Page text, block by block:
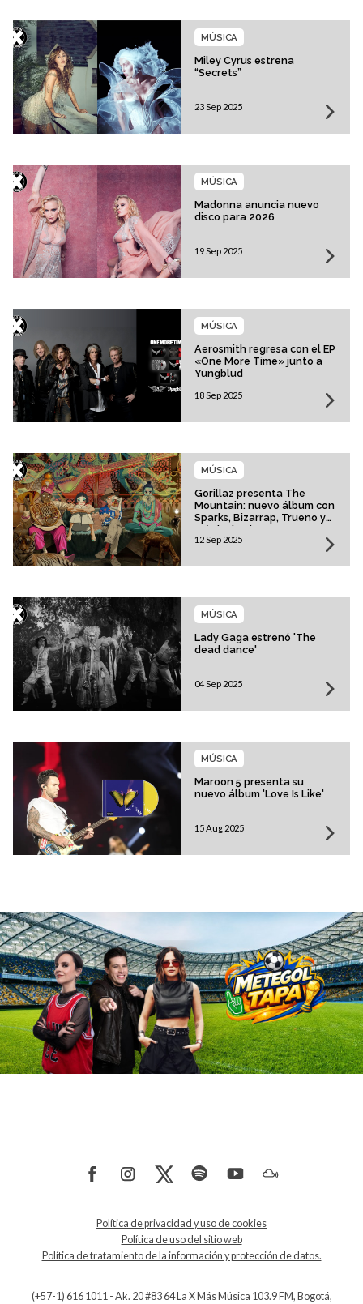
Miley Cyrus estrena
“Secrets”
MÚSICA
23 Sep 2025
Madonna anuncia nuevo
disco para 2026
MÚSICA
19 Sep 2025
Aerosmith regresa con el EP
«One More Time» junto a
Yungblud
MÚSICA
18 Sep 2025
Gorillaz presenta The
Mountain: nuevo álbum con
Sparks, Bizarrap, Trueno y
más invitados
MÚSICA
12 Sep 2025
Lady Gaga estrenó 'The
dead dance'
MÚSICA
04 Sep 2025
Maroon 5 presenta su
nuevo álbum 'Love Is Like'
MÚSICA
15 Aug 2025
Política de privacidad y uso de cookies
Política de uso del sitio web
Política de tratamiento de la información y protección de datos.
(+57-1) 616 1011 - Ak. 20 #83 64 La X Más Música 103.9 FM, Bogotá,